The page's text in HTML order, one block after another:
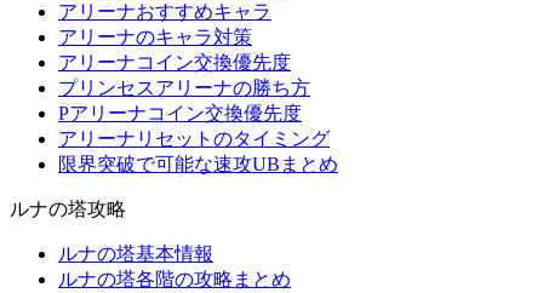
アリーナおすすめキャラ
アリーナのキャラ対策
アリーナコイン交換優先度
プリンセスアリーナの勝ち方
Pアリーナコイン交換優先度
アリーナリセットのタイミング
限界突破で可能な速攻UBまとめ
ルナの塔攻略
ルナの塔基本情報
ルナの塔各階の攻略まとめ